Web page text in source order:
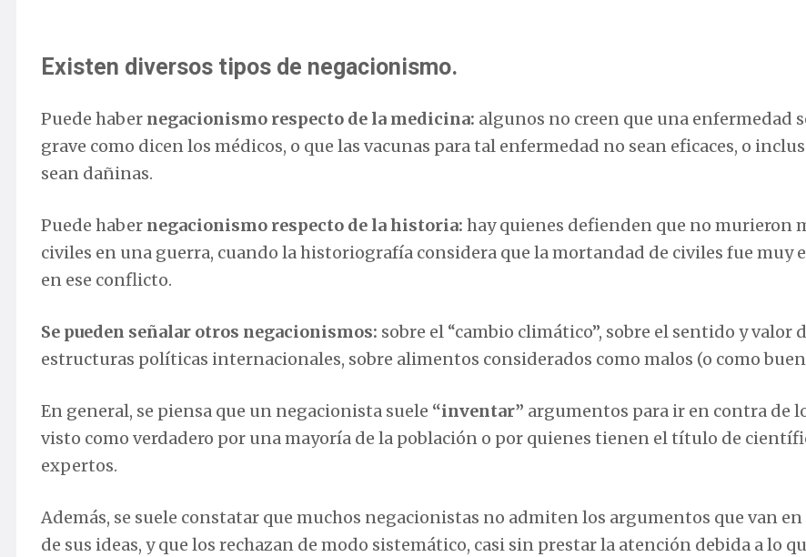
Existen diversos tipos de negacionismo.
Puede haber negacionismo respecto de la medicina: algunos no creen que una enfermedad
grave como dicen los médicos, o que las vacunas para tal enfermedad no sean eficaces, o
sean dañinas.
Puede haber negacionismo respecto de la historia: hay quienes defienden que no murieron
civiles en una guerra, cuando la historiografía considera que la mortandad de civiles fue muy
en ese conflicto.
Se pueden señalar otros negacionismos: sobre el “cambio climático”, sobre el sentido y valor
estructuras políticas internacionales, sobre alimentos considerados como malos (o como
En general, se piensa que un negacionista suele “inventar” argumentos para ir en contra de
visto como verdadero por una mayoría de la población o por quienes tienen el título de
expertos.
Además, se suele constatar que muchos negacionistas no admiten los argumentos que van
de sus ideas, y que los rechazan de modo sistemático, casi sin prestar la atención debida a lo